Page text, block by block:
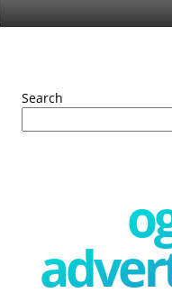
Search